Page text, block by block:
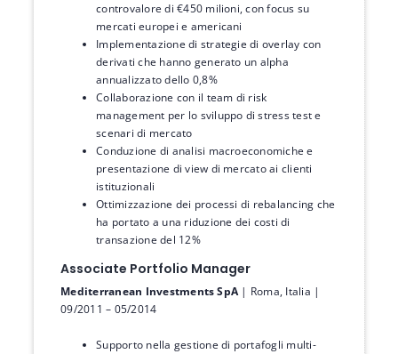
controvalore di €450 milioni, con focus su
mercati europei e americani
Implementazione di strategie di overlay con
derivati che hanno generato un alpha
annualizzato dello 0,8%
Collaborazione con il team di risk
management per lo sviluppo di stress test e
scenari di mercato
Conduzione di analisi macroeconomiche e
presentazione di view di mercato ai clienti
istituzionali
Ottimizzazione dei processi di rebalancing che
ha portato a una riduzione dei costi di
transazione del 12%
Associate Portfolio Manager
Mediterranean Investments SpA| Roma, Italia |
09/2011 – 05/2014
Supporto nella gestione di portafogli multi-